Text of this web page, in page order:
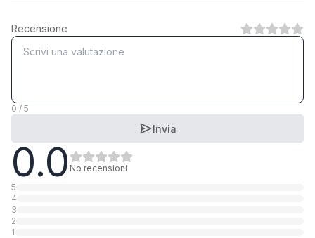
Mit Schaft
1 Categoria
Recensione
0 / 5
Invia
0.0 No recensioni
5
4
3
2
1